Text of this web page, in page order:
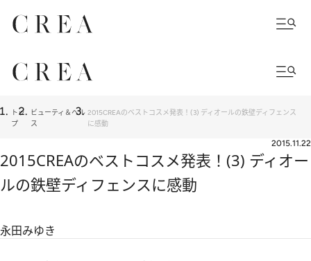
トッ
プ
ビューティ＆ヘル
ス
2015CREAのベストコスメ発表！(3) ディオールの鉄壁ディフェンス
に感動
2015.11.22
2015CREAのベストコスメ発表！(3) ディオー
ルの鉄壁ディフェンスに感動
永田みゆき